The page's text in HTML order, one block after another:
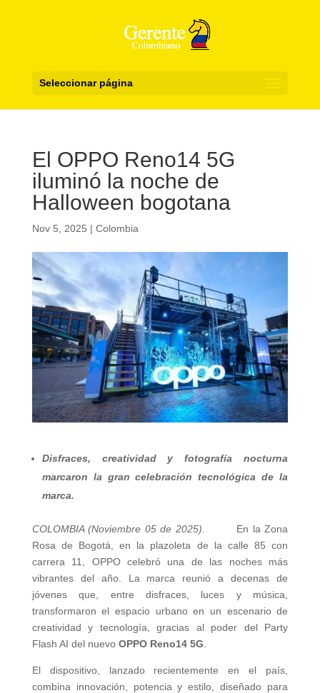
Seleccionar página
El OPPO Reno14 5G
iluminó la noche de
Halloween bogotana
Nov 5, 2025 | Colombia
Disfraces, creatividad y fotografía nocturna
marcaron la gran celebración tecnológica de la
marca.
COLOMBIA (Noviembre 05 de 2025). En la Zona
Rosa de Bogotá, en la plazoleta de la calle 85 con
carrera 11, OPPO celebró una de las noches más
vibrantes del año. La marca reunió a decenas de
jóvenes que, entre disfraces, luces y música,
transformaron el espacio urbano en un escenario de
creatividad y tecnología, gracias al poder del Party
Flash AI del nuevo OPPO Reno14 5G
El dispositivo, lanzado recientemente en el país,
combina innovación, potencia y estilo, diseñado para